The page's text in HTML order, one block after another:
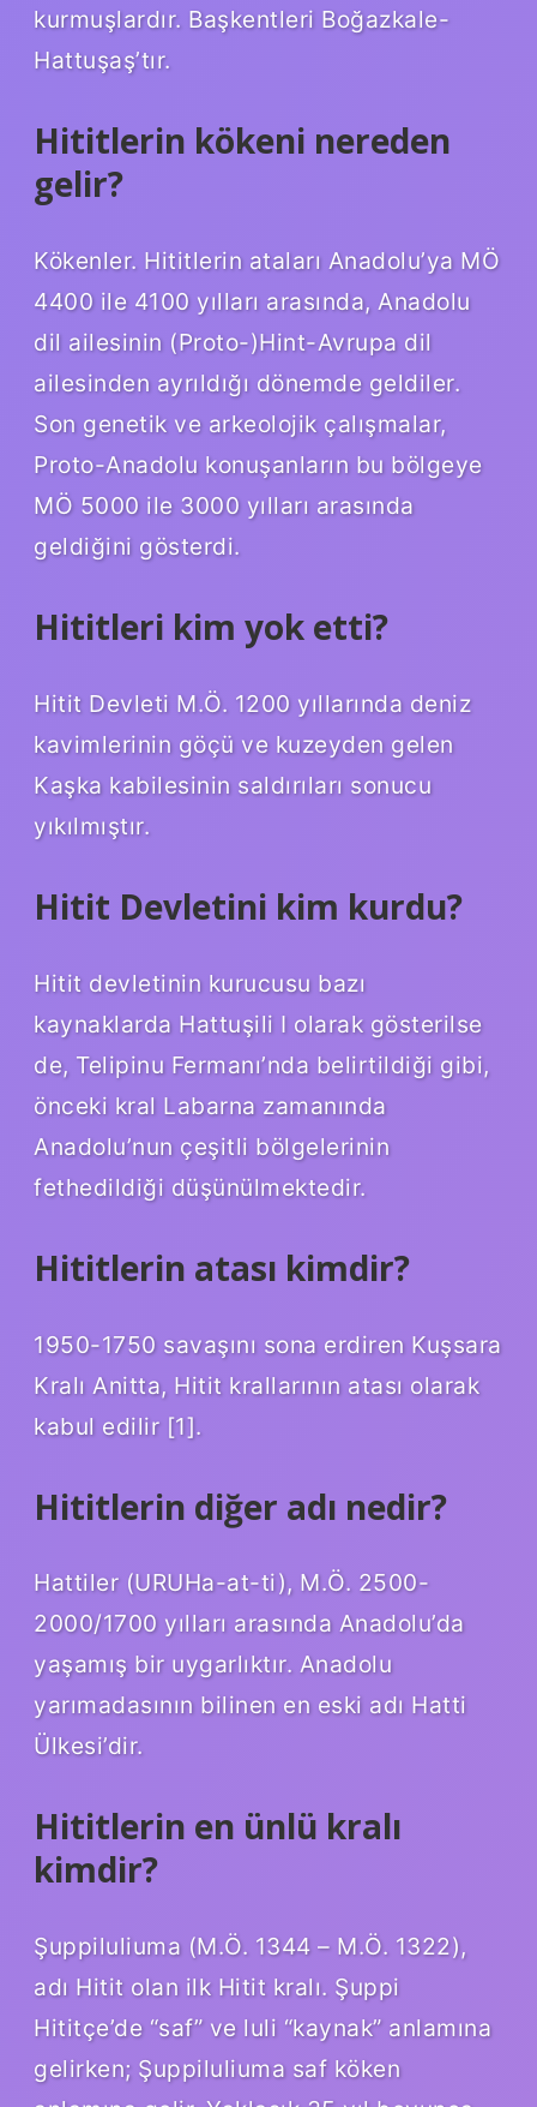
kurmuşlardır. Başkentleri Boğazkale-
Hattuşaş’tır.
Hititlerin kökeni nereden
gelir?
Kökenler. Hititlerin ataları Anadolu’ya MÖ
4400 ile 4100 yılları arasında, Anadolu
dil ailesinin (Proto-)Hint-Avrupa dil
ailesinden ayrıldığı dönemde geldiler.
Son genetik ve arkeolojik çalışmalar,
Proto-Anadolu konuşanların bu bölgeye
MÖ 5000 ile 3000 yılları arasında
geldiğini gösterdi.
Hititleri kim yok etti?
Hitit Devleti M.Ö. 1200 yıllarında deniz
kavimlerinin göçü ve kuzeyden gelen
Kaşka kabilesinin saldırıları sonucu
yıkılmıştır.
Hitit Devletini kim kurdu?
Hitit devletinin kurucusu bazı
kaynaklarda Hattuşili I olarak gösterilse
de, Telipinu Fermanı’nda belirtildiği gibi,
önceki kral Labarna zamanında
Anadolu’nun çeşitli bölgelerinin
fethedildiği düşünülmektedir.
Hititlerin atası kimdir?
1950-1750 savaşını sona erdiren Kuşsara
Kralı Anitta, Hitit krallarının atası olarak
kabul edilir [1].
Hititlerin diğer adı nedir?
Hattiler (URUHa-at-ti), M.Ö. 2500-
2000/1700 yılları arasında Anadolu’da
yaşamış bir uygarlıktır. Anadolu
yarımadasının bilinen en eski adı Hatti
Ülkesi’dir.
Hititlerin en ünlü kralı
kimdir?
Şuppiluliuma (M.Ö. 1344 – M.Ö. 1322),
adı Hitit olan ilk Hitit kralı. Şuppi
Hititçe’de “saf” ve luli “kaynak” anlamına
gelirken; Şuppiluliuma saf köken